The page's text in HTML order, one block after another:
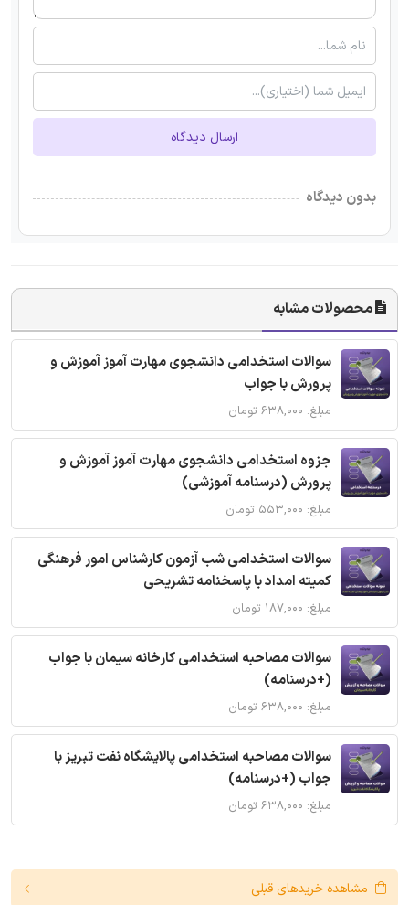
ارسال دیدگاه
بدون دیدگاه
محصولات مشابه
سوالات استخدامی دانشجوی مهارت آموز آموزش و
پرورش با جواب
مبلغ: ۶۳۸,۰۰۰ تومان
جزوه استخدامی دانشجوی مهارت آموز آموزش و
پرورش (درسنامه آموزشی)
مبلغ: ۵۵۳,۰۰۰ تومان
سوالات استخدامی شب آزمون کارشناس امور فرهنگی
کمیته امداد با پاسخنامه تشریحی
مبلغ: ۱۸۷,۰۰۰ تومان
سوالات مصاحبه استخدامی کارخانه سیمان با جواب
(+درسنامه)
مبلغ: ۶۳۸,۰۰۰ تومان
سوالات مصاحبه استخدامی پالایشگاه نفت تبریز با
جواب (+درسنامه)
مبلغ: ۶۳۸,۰۰۰ تومان
مشاهده خریدهای قبلی